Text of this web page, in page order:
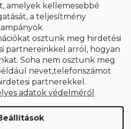
amelyek kellemesebbé
a teljesítmény
osztunk meg hirdetési
partnereinkkel arról, hogyan
Soha nem osztunk meg
nevet,telefonszámot
partnerekkel.
adatok védelméről
Premium készítette
szerkesztése